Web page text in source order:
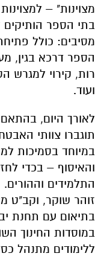
מצוינות" –
בתי הספר הותיקים
מסיבים: כולל
הספר דרכא בגין,
רות, קירוי למגרש
ועוד.
לאורך היום,
תוגברו צוותי
במיוחד בסמיכות
והאיסוף – בכדי
התלמידים
זוהר שוקר, וקב"ט
בתיאום עם תחנת
במוסדות החינוך
ללימודים מתנהל